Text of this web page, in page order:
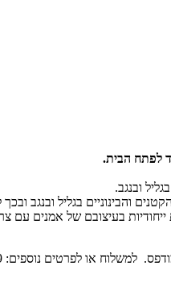
לפתח הבית.
ובנגב.
והבינוניים בגליל ובנגב
בעיצובם של אמנים עם